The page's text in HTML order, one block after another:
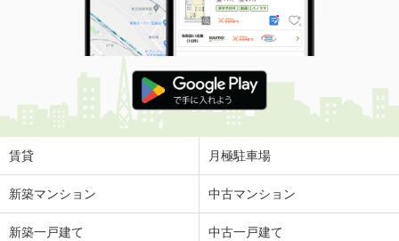
賃貸 月極駐車場
新築マンション 中古マンション
新築一戸建て 中古一戸建て